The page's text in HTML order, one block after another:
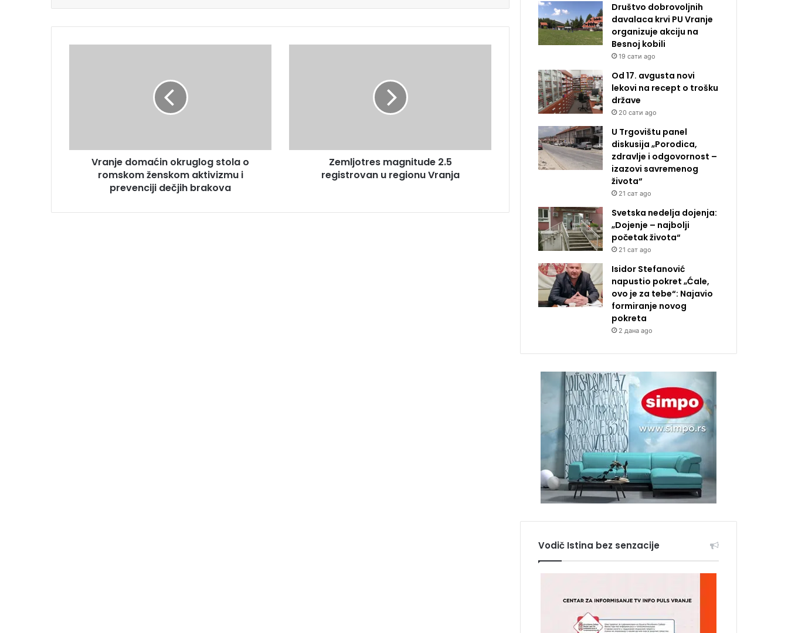
Vranje domaćin okruglog stola o
romskom ženskom aktivizmu i
prevenciji dečjih brakova
Zemljotres magnitude 2.5
registrovan u regionu Vranja
Društvo dobrovoljnih
davalaca krvi PU Vranje
organizuje akciju na
Besnoj kobili
19 сати ago
Od 17. avgusta novi
lekovi na recept o trošku
države
20 сати ago
U Trgovištu panel
diskusija „Porodica,
zdravlje i odgovornost –
izazovi savremenog
života“
21 сат ago
Svetska nedelja dojenja:
„Dojenje – najbolji
početak života“
21 сат ago
Isidor Stefanović
napustio pokret „Ćale,
ovo je za tebe“: Najavio
formiranje novog
pokreta
2 дана ago
Vodič Istina bez senzacije